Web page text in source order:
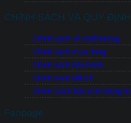
CHÍNH SÁCH VÀ QUY ĐỊNH
Chính sách về chất lượng
Chính sách mua hàng
Chính sách bảo hành
Chính sách đổi trả
Chính Sách bảo mật thông tin
Fanpage